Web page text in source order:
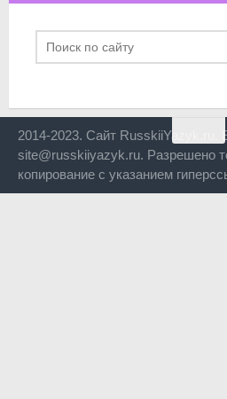
2014-2023. Сайт RusskiiYazyk.ru.
site@russkiiyazyk.ru. Разрешено
копирование с указанием